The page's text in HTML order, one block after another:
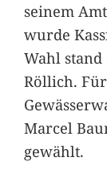
seinem
wurde
Wahl
Röllich.
Marcel
gewählt.